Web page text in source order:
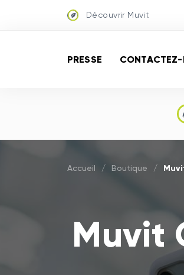
Découvrir Muvit
PRESSE CONTACTEZ-
Accueil / Boutique /
Muvit